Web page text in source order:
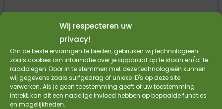
Wij respecteren uw
privacy!
Om de beste ervaringen te bieden, gebruiken wij technologieën
zoals cookies om informatie over je apparaat op te slaan en/of te
raadplegen. Door in te stemmen met deze technologieën kunnen
wij gegevens zoals surfgedrag of unieke ID's op deze site
verwerken. Als je geen toestemming geeft of uw toestemming
intrekt, kan dit een nadelige invloed hebben op bepaalde functies
en mogelijkheden.